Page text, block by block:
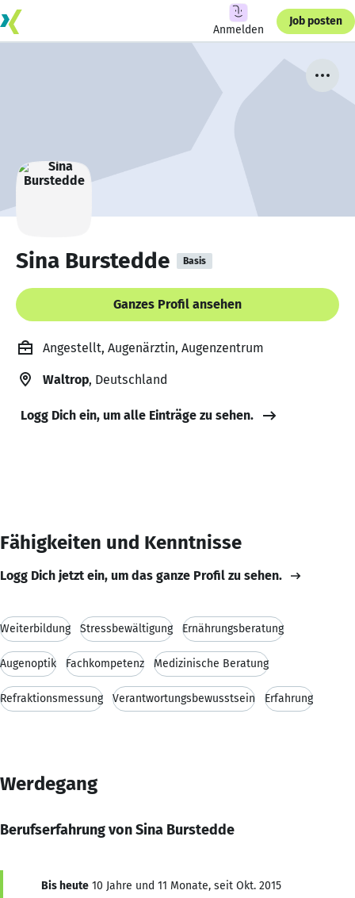
Anmelden
Job posten
Sina Burstedde Basis
Ganzes Profil ansehen
Angestellt, Augenärztin, Augenzentrum
Waltrop, Deutschland
Logg Dich ein, um alle Einträge zu sehen.
Fähigkeiten und Kenntnisse
Logg Dich jetzt ein, um das ganze Profil zu sehen.
Weiterbildung Stressbewältigung Ernährungsberatung
Augenoptik Fachkompetenz Medizinische Beratung
Refraktionsmessung Verantwortungsbewusstsein Erfahrung
Werdegang
Berufserfahrung von Sina Burstedde
Bis heute 10 Jahre und 11 Monate, seit Okt. 2015